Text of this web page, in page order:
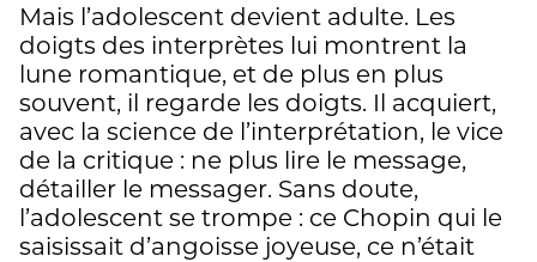
Mais l’adolescent devient adulte. Les
doigts des interprètes lui montrent la
lune romantique, et de plus en plus
souvent, il regarde les doigts. Il acquiert,
avec la science de l’interprétation, le vice
de la critique : ne plus lire le message,
détailler le messager. Sans doute,
l’adolescent se trompe : ce Chopin qui le
saisissait d’angoisse joyeuse, ce n’était